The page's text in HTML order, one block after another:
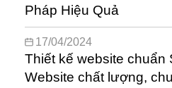
Pháp Hiệu Quả
17/04/2024
Thiết kế website chuẩn
Website chất lượng,